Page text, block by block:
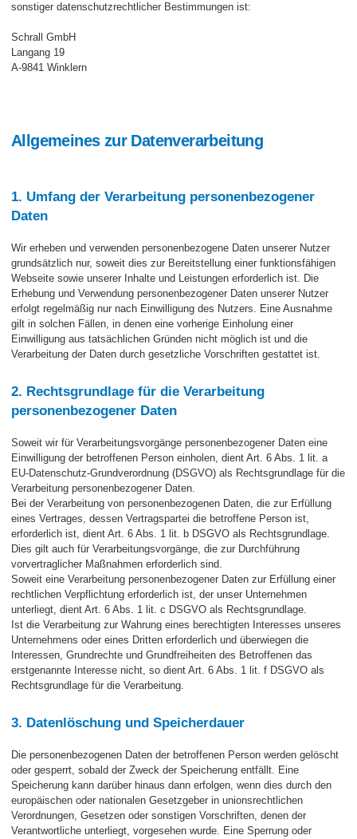
sonstiger datenschutzrechtlicher Bestimmungen ist:
Schrall GmbH
Langang 19
A-9841 Winklern
Allgemeines zur Datenverarbeitung
1. Umfang der Verarbeitung personenbezogener
Daten
Wir erheben und verwenden personenbezogene Daten unserer Nutzer
grundsätzlich nur, soweit dies zur Bereitstellung einer funktionsfähigen
Webseite sowie unserer Inhalte und Leistungen erforderlich ist. Die
Erhebung und Verwendung personenbezogener Daten unserer Nutzer
erfolgt regelmäßig nur nach Einwilligung des Nutzers. Eine Ausnahme
gilt in solchen Fällen, in denen eine vorherige Einholung einer
Einwilligung aus tatsächlichen Gründen nicht möglich ist und die
Verarbeitung der Daten durch gesetzliche Vorschriften gestattet ist.
2. Rechtsgrundlage für die Verarbeitung
personenbezogener Daten
Soweit wir für Verarbeitungsvorgänge personenbezogener Daten eine
Einwilligung der betroffenen Person einholen, dient Art. 6 Abs. 1 lit. a
EU-Datenschutz-Grundverordnung (DSGVO) als Rechtsgrundlage für die
Verarbeitung personenbezogener Daten.
Bei der Verarbeitung von personenbezogenen Daten, die zur Erfüllung
eines Vertrages, dessen Vertragspartei die betroffene Person ist,
erforderlich ist, dient Art. 6 Abs. 1 lit. b DSGVO als Rechtsgrundlage.
Dies gilt auch für Verarbeitungsvorgänge, die zur Durchführung
vorvertraglicher Maßnahmen erforderlich sind.
Soweit eine Verarbeitung personenbezogener Daten zur Erfüllung einer
rechtlichen Verpflichtung erforderlich ist, der unser Unternehmen
unterliegt, dient Art. 6 Abs. 1 lit. c DSGVO als Rechtsgrundlage.
Ist die Verarbeitung zur Wahrung eines berechtigten Interesses unseres
Unternehmens oder eines Dritten erforderlich und überwiegen die
Interessen, Grundrechte und Grundfreiheiten des Betroffenen das
erstgenannte Interesse nicht, so dient Art. 6 Abs. 1 lit. f DSGVO als
Rechtsgrundlage für die Verarbeitung.
3. Datenlöschung und Speicherdauer
Die personenbezogenen Daten der betroffenen Person werden gelöscht
oder gesperrt, sobald der Zweck der Speicherung entfällt. Eine
Speicherung kann darüber hinaus dann erfolgen, wenn dies durch den
europäischen oder nationalen Gesetzgeber in unionsrechtlichen
Verordnungen, Gesetzen oder sonstigen Vorschriften, denen der
Verantwortliche unterliegt, vorgesehen wurde. Eine Sperrung oder